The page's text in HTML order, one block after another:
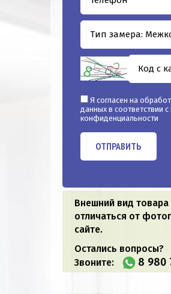
Я согласен на
данных в соответствии с
конфиденциальности
ОТПРАВИТЬ
Внешний вид
отличаться от
сайте.
Остались вопросы?
Звоните:
8 980